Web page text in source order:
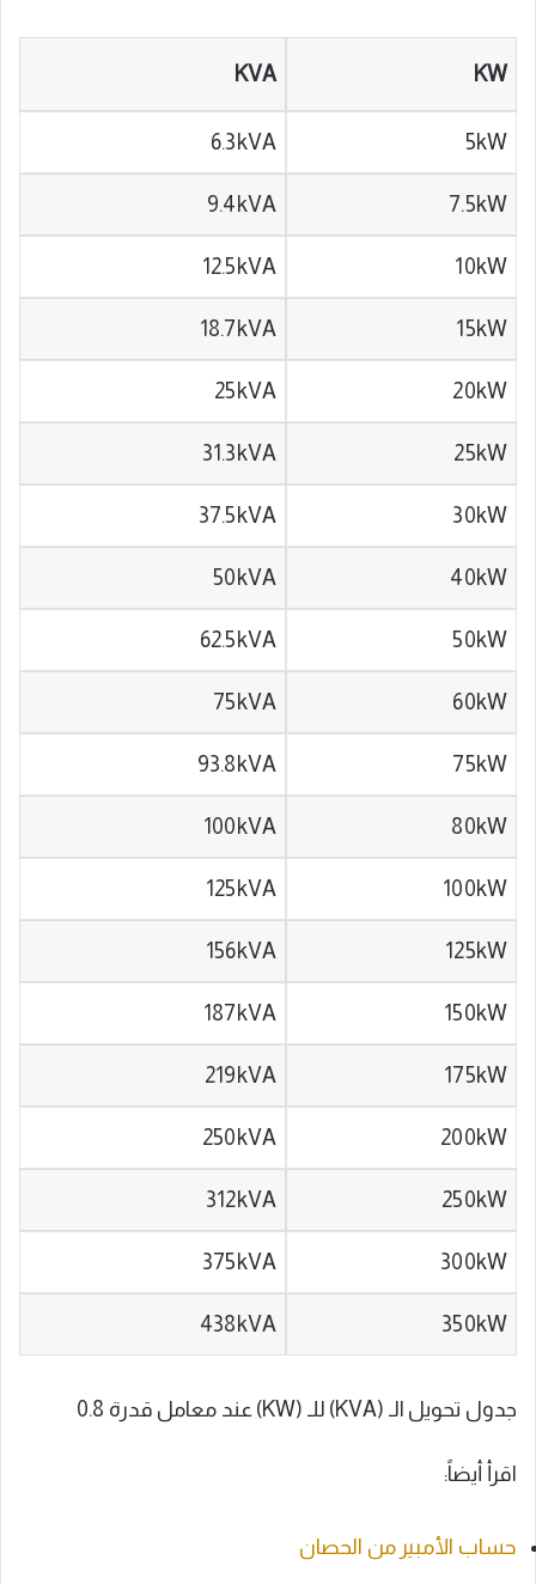
KW
KVA
5kW
6.3kVA
7.5kW
9.4kVA
10kW
12.5kVA
15kW
18.7kVA
20kW
25kVA
25kW
31.3kVA
30kW
37.5kVA
40kW
50kVA
50kW
62.5kVA
60kW
75kVA
75kW
93.8kVA
80kW
100kVA
100kW
125kVA
125kW
156kVA
150kW
187kVA
175kW
219kVA
200kW
250kVA
250kW
312kVA
300kW
375kVA
350kW
438kVA
جدول تحويل الـ (KVA) للـ (KW) عند معامل قدرة 0.8
اقرأ أيضاً:
حساب الأمبير من الحصان